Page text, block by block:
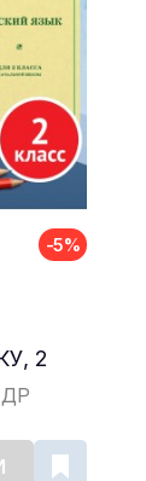
-5%
2